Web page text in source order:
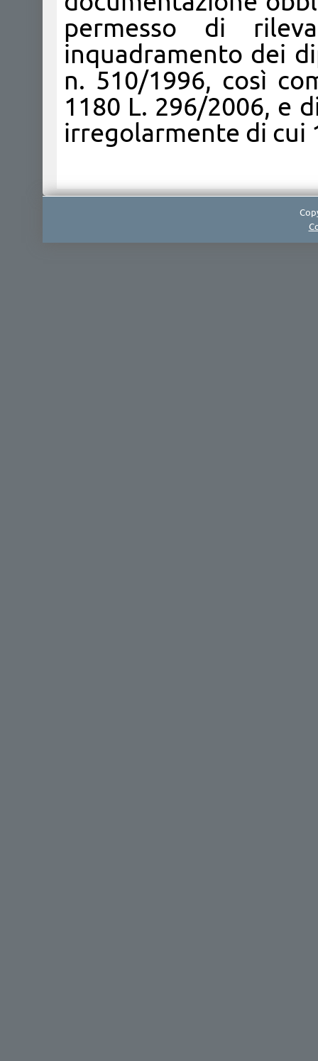
permesso di
inquadramento dei
n. 510/1996, così
1180 L. 296/2006, e
irregolarmente di cui